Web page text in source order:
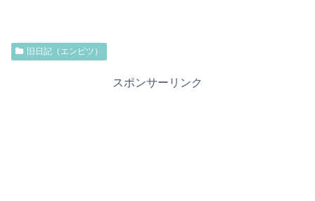
旧日記（エンピツ）
スポンサーリンク